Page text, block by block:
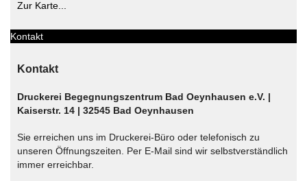
Zur Karte...
Kontakt
Kontakt
Druckerei Begegnungszentrum Bad Oeynhausen e.V. |
Kaiserstr. 14 | 32545 Bad Oeynhausen
Sie erreichen uns im Druckerei-Büro oder telefonisch zu
unseren Öffnungszeiten. Per E-Mail sind wir selbstverständlich
immer erreichbar.